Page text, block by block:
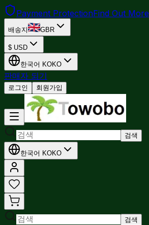
Payment ProtectionFind Out More
배송지 GBR
$ USD
한국어 KOKO
판매자 되기
로그인 회원가입
검색
한국어 KOKO
검색